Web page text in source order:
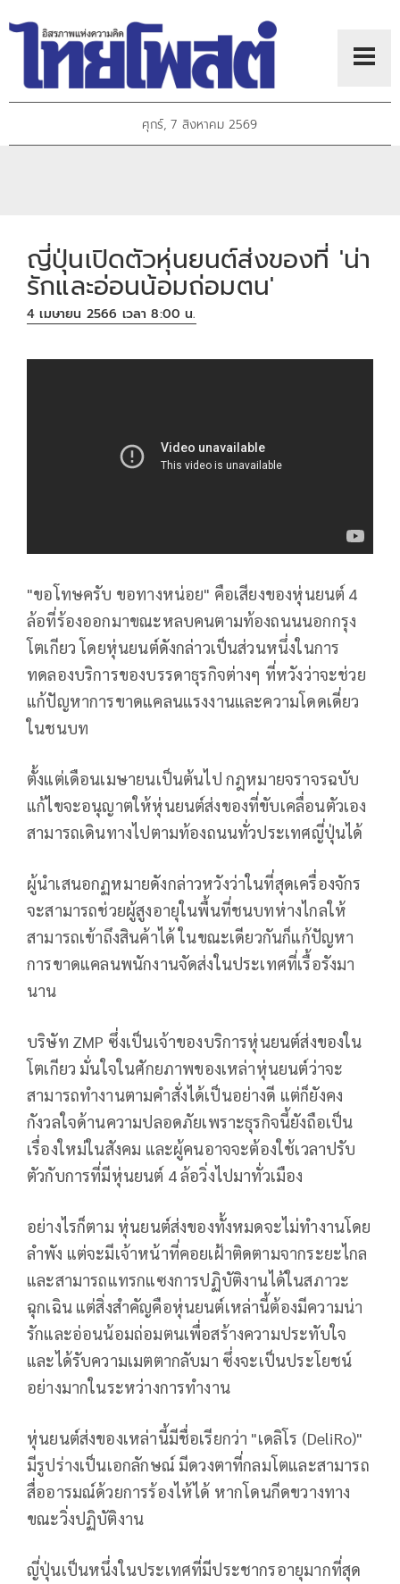
ศุกร์, 7 สิงหาคม 2569
ญี่ปุ่นเปิดตัวหุ่นยนต์ส่งของที่ 'น่า
รักและอ่อนน้อมถ่อมตน'
4 เมษายน 2566 เวลา 8:00 น.
"ขอโทษครับ ขอทางหน่อย" คือเสียงของหุ่นยนต์ 4
ล้อที่ร้องออกมาขณะหลบคนตามท้องถนนนอกกรุง
โตเกียว โดยหุ่นยนต์ดังกล่าวเป็นส่วนหนึ่งในการ
ทดลองบริการของบรรดาธุรกิจต่างๆ ที่หวังว่าจะช่วย
แก้ปัญหาการขาดแคลนแรงงานและความโดดเดี่ยว
ในชนบท
ตั้งแต่เดือนเมษายนเป็นต้นไป กฎหมายจราจรฉบับ
แก้ไขจะอนุญาตให้หุ่นยนต์ส่งของที่ขับเคลื่อนตัวเอง
สามารถเดินทางไปตามท้องถนนทั่วประเทศญี่ปุ่นได้
ผู้นำเสนอกฏหมายดังกล่าวหวังว่าในที่สุดเครื่องจักร
จะสามารถช่วยผู้สูงอายุในพื้นที่ชนบทห่างไกลให้
สามารถเข้าถึงสินค้าได้ ในขณะเดียวกันก็แก้ปัญหา
การขาดแคลนพนักงานจัดส่งในประเทศที่เรื้อรังมา
นาน
บริษัท ZMP ซึ่งเป็นเจ้าของบริการหุ่นยนต์ส่งของใน
โตเกียว มั่นใจในศักยภาพของเหล่าหุ่นยนต์ว่าจะ
สามารถทำงานตามคำสั่งได้เป็นอย่างดี แต่ก็ยังคง
กังวลใจด้านความปลอดภัยเพราะธุรกิจนี้ยังถือเป็น
เรื่องใหม่ในสังคม และผู้คนอาจจะต้องใช้เวลาปรับ
ตัวกับการที่มีหุ่นยนต์ 4 ล้อวิ่งไปมาทั่วเมือง
อย่างไรก็ตาม หุ่นยนต์ส่งของทั้งหมดจะไม่ทำงานโดย
ลำพัง แต่จะมีเจ้าหน้าที่คอยเฝ้าติดตามจากระยะไกล
และสามารถแทรกแซงการปฏิบัติงานได้ในสภาวะ
ฉุกเฉิน แต่สิ่งสำคัญคือหุ่นยนต์เหล่านี้ต้องมีความน่า
รักและอ่อนน้อมถ่อมตนเพื่อสร้างความประทับใจ
และได้รับความเมตตากลับมา ซึ่งจะเป็นประโยชน์
อย่างมากในระหว่างการทำงาน
หุ่นยนต์ส่งของเหล่านี้มีชื่อเรียกว่า "เดลิโร (DeliRo)"
มีรูปร่างเป็นเอกลักษณ์ มีดวงตาที่กลมโตและสามารถ
สื่ออารมณ์ด้วยการร้องไห้ได้ หากโดนกีดขวางทาง
ขณะวิ่งปฏิบัติงาน
ญี่ปุ่นเป็นหนึ่งในประเทศที่มีประชากรอายุมากที่สุด